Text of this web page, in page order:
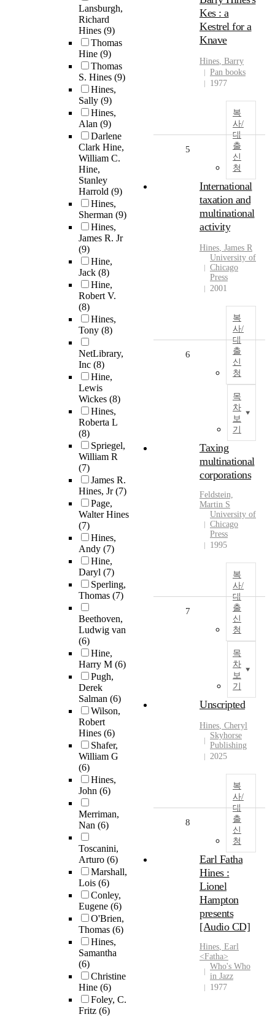
Lansburgh,
Richard
Hines (9)
Thomas
Hine (9)
Thomas
S. Hines (9)
Hines,
Sally (9)
Hines,
Alan (9)
Darlene
Clark Hine,
William C.
Hine,
Stanley
Harrold (9)
Hines,
Sherman (9)
Hines,
James R. Jr
(9)
Hine,
Jack (8)
Hine,
Robert V.
(8)
Hines,
Tony (8)
NetLibrary,
Inc (8)
Hine,
Lewis
Wickes (8)
Hines,
Roberta L
(8)
Spriegel,
William R
(7)
James R.
Hines, Jr(7)
Page,
Walter Hines
(7)
Hines,
Andy (7)
Hine,
Daryl (7)
Sperling,
Thomas (7)
Beethoven,
Ludwig van
(6)
Hine,
Harry M (6)
Pugh,
Derek
Salman (6)
Wilson,
Robert
Hines (6)
Shafer,
William G
(6)
Hines,
John (6)
Merriman,
Nan (6)
Toscanini,
Arturo (6)
Marshall,
Lois (6)
Conley,
Eugene (6)
O'Brien,
Thomas (6)
Hines,
Samantha
(6)
Christine
Hine (6)
Foley, C.
Fritz (6)
Kes : a
Kestrel for a
Knave
Hines, Barry
Pan books
1977
복
사/
대
출
신
청
5
International
taxation and
multinational
activity
Hines, James R
University of
Chicago
Press
2001
복
사/
대
출
신
청
목
차
보
기
6
Taxing
multinational
corporations
Feldstein,
Martin S
University of
Chicago
Press
1995
복
사/
대
출
신
청
목
차
보
기
7
Unscripted
Hines, Cheryl
Skyhorse
Publishing
2025
복
사/
대
출
신
청
8
Earl Fatha
Hines :
Lionel
Hampton
presents
[Audio CD]
Hines, Earl
<Fatha>
Who's Who
in Jazz
1977